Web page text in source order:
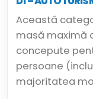
Această
masă maximă
concepute
persoane
majoritatea